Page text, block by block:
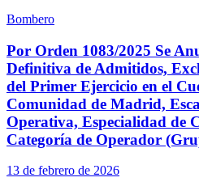
Bombero
Por Orden 1083/2025 Se
Definitiva de Admitidos,
del Primer Ejercicio en el
Comunidad de Madrid,
Operativa, Especialidad de
Categoría de Operador
13 de febrero de 2026